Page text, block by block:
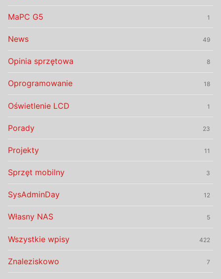
MaPC G5 1
News 49
Opinia sprzętowa 8
Oprogramowanie 18
Oświetlenie LCD 1
Porady 23
Projekty 11
Sprzęt mobilny 3
SysAdminDay 12
Własny NAS 5
Wszystkie wpisy 422
Znaleziskowo 7